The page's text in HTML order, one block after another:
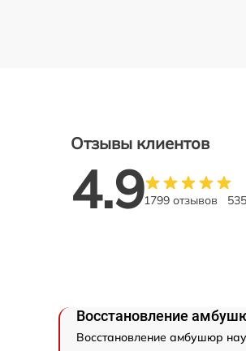
Отзывы клиентов
4.91799 отзывов
Восстановление
Восстановление амбушюр